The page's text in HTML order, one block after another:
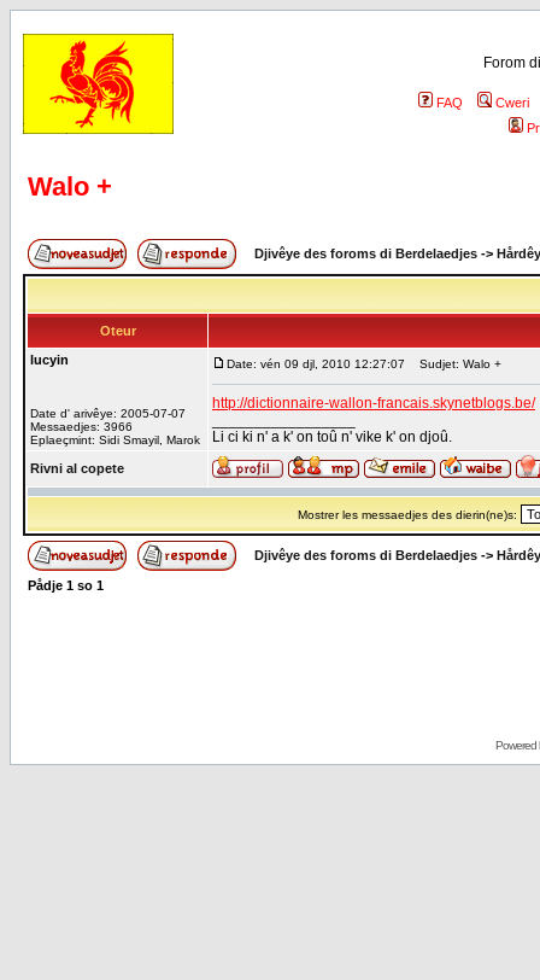
Forom
FAQ
Cweri
Walo +
Djivêye des foroms di Berdelaedjes ->
Oteur
lucyin
Date d' arivêye: 2005-07-07
Messaedjes: 3966
Eplaeçmint: Sidi Smayil, Marok
Date: vén 09 djl, 2010 12:27:07 Sudjet: Walo +
http://dictionnaire-wallon-francais.skynetblogs.be/
Li ci ki n' a k' on toû n' vike k' on djoû.
Rivni al copete
Mostrer les messaedjes des dierin(ne)s:
Djivêye des foroms di Berdelaedjes ->
Pådje 1 so 1
Powered